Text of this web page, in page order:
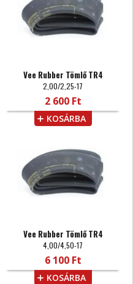
Vee Rubber Tömlő TR4
2,00/2,25-17
2 600 Ft
KOSÁRBA
Vee Rubber Tömlő TR4
4,00/4,50-17
6 100 Ft
KOSÁRBA